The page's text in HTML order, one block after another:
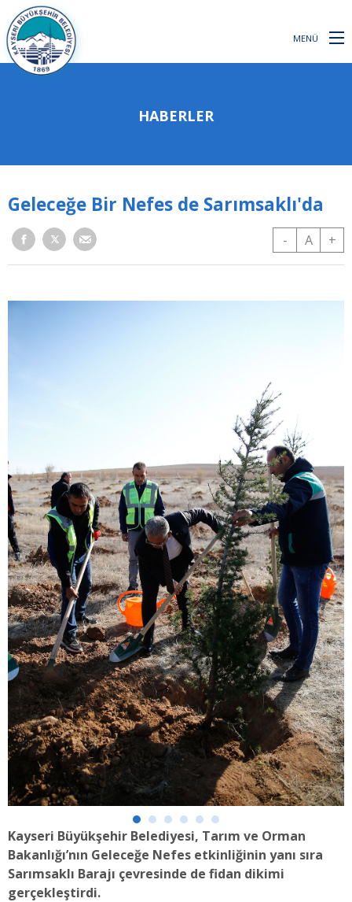
MENÜ
HABERLER
Geleceğe Bir Nefes de Sarımsaklı'da
- A +
Kayseri Büyükşehir Belediyesi, Tarım ve Orman
Bakanlığı’nın Geleceğe Nefes etkinliğinin yanı sıra
Sarımsaklı Barajı çevresinde de fidan dikimi
gerçekleştirdi.